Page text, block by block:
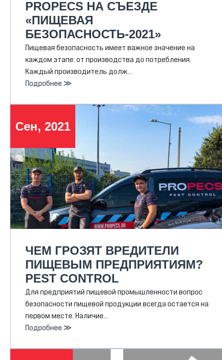
PROPECS НА СЪЕЗДЕ
«ПИЩЕВАЯ
БЕЗОПАСНОСТЬ-2021»
Пищевая безопасность имеет важное значение на
каждом этапе: от производства до потребления.
Каждый производитель долж…
Подробнее ≫
Сен, 2021
ЧЕМ ГРОЗЯТ ВРЕДИТЕЛИ
ПИЩЕВЫМ ПРЕДПРИЯТИЯМ?
PEST CONTROL
Для предприятий пищевой промышленности вопрос
безопасности пищевой продукции всегда остается на
первом месте. Наличие…
Подробнее ≫